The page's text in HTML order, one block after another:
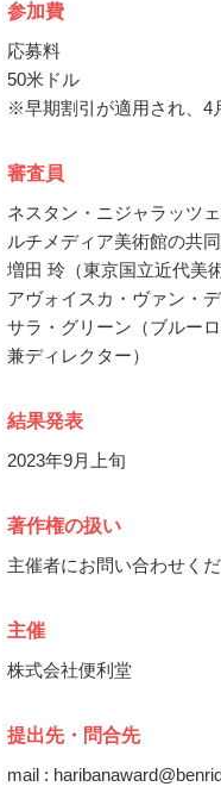
参加費
応募料
50米ドル
※早期割引が適用され、4
審査員
ネスタン・ニジャラッツ
ルチメディア美術館の共
増田 玲（東京国立近代美
アヴォイスカ・ヴァン・
サラ・グリーン（ブルー
兼ディレクター）
結果発表
2023年9月上旬
著作権の扱い
主催者にお問い合わせく
主催
株式会社便利堂
提出先・問合先
mail :